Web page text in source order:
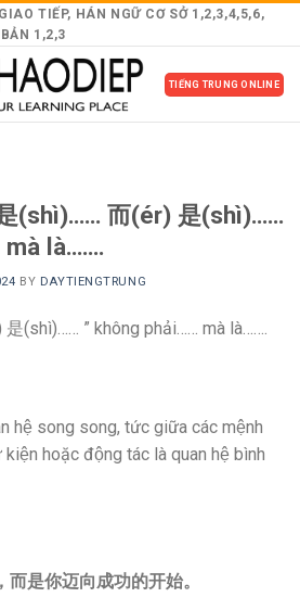
TIẾP, HÁN NGỮ CƠ SỞ 1,2,3,4,5,6,
1,2,3
TIẾNG TRUNG ONLINE
(shì)…… 而(ér) 是(shì)……
mà là…….
BY DAYTIENGTRUNG
(shì)…… ” không phải…… mà là…….
hệ song song, tức giữa các mệnh
hoặc động tác là quan hệ bình
是你迈向成功的开始。